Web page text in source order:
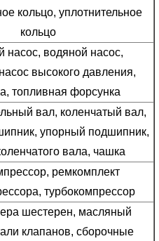
кольцо, уплотнительное
кольцо
насос, водяной насос,
высокого давления,
топливная форсунка
вал, коленчатый вал,
упорный подшипник,
вала, чашка
ремкомплект
турбокомпрессор
шестерен, масляный
клапанов, сборочные